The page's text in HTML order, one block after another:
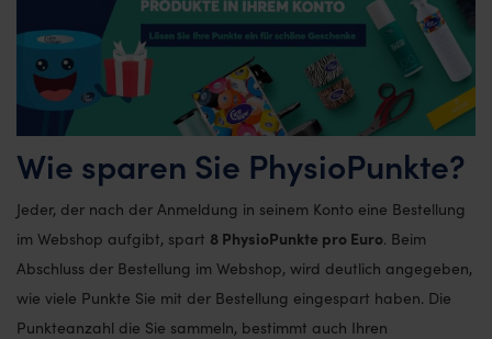
Wie sparen Sie PhysioPunkte?
Jeder, der nach der Anmeldung in seinem Konto eine Bestellung
im Webshop aufgibt, spart 8 PhysioPunkte pro Euro. Beim
Abschluss der Bestellung im Webshop, wird deutlich angegeben,
wie viele Punkte Sie mit der Bestellung eingespart haben. Die
Punkteanzahl die Sie sammeln, bestimmt auch Ihren